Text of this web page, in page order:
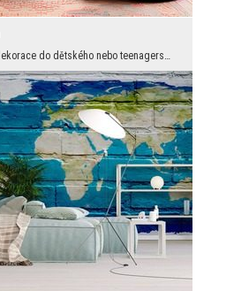
Je to dokonalá dekorace do dětského nebo teenagerského pokoje, do školního ateliéru nebo místního...